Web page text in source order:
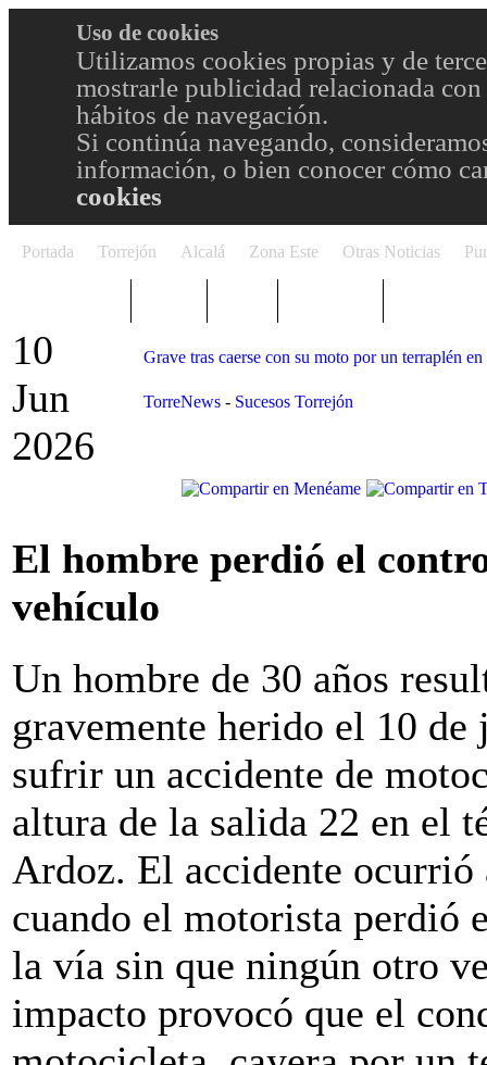
Uso de cookies
Utilizamos cookies propias y de
mostrarle publicidad relacionada
hábitos de navegación.
Si continúa navegando,
información, o bien conocer cómo
cookies
Portada Torrejón Alcalá Zona Este Otras Noticias
10
Jun
2026
Grave tras caerse con su moto por un terraplén
TorreNews - Sucesos Torrejón
El hombre perdió el
vehículo
Un hombre de 30 años
gravemente herido el 10 de
sufrir un accidente de
altura de la salida 22 en el
Ardoz. El accidente ocurrió
cuando el motorista perdió
la vía sin que ningún otro
impacto provocó que el